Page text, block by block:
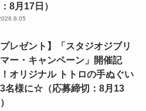
8月17日）
プレゼント】「スタジオジブリ
ー・キャンペーン」開催記
オリジナル トトロの手ぬぐい
名様に☆（応募締切：8月13